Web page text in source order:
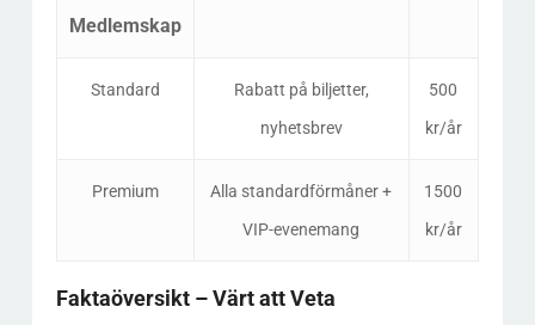
Medlemskap
Standard
Rabatt på biljetter,
nyhetsbrev
500
kr/år
Premium
Alla standardförmåner +
VIP-evenemang
1500
kr/år
Faktaöversikt – Värt att Veta